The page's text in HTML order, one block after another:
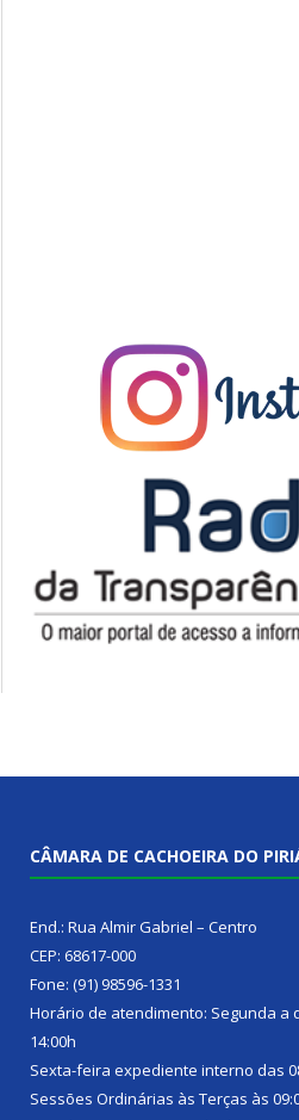
CÂMARA DE CACHOEIRA DO
End.: Rua Almir Gabriel – Centro
CEP: 68617-000
Fone: (91) 98596-1331
Horário de atendimento: Segunda a
14:00h
Sexta-feira expediente interno das
Sessões Ordinárias às Terças às